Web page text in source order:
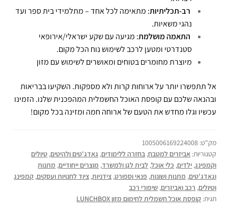
רב-תכליתיות: מתאימה לכל אחד – מתלמידי בית ספר ועד
נהגי משאיות.
התאמה מושלמת: מגיעה עם שקע ישראלי/אירופאי
סטנדרטי ומטען לרכב לשימוש נוח הכל מקום.
מיוצרת מחומרים בטוחים ומאושרים לשימוש עם מזון
אל תתפשרו יותר על ארוחות קרות ולא מספקות. השקיעו בבריאות
ובהנאה שלכם עם קופסת האוכל החשמלית המהפכנית שלנו. הזמינו
עכשיו וגלו מחדש את הטעם של ארוחה חמה ומזינה בכל מקום!
מק"ט: 1005006169224008
קטגוריות: אביזרים למטבח, בחזרה ללימודים, גאדג'טים ולהיטים, טיולים
וקמפינג, ילדים, כלי אוכל, לבית לגן ולמשרד, מוצרים ייחודיים, מתנות
וגאדג'טים, מתנות ושונות, פנאי וספורט, צידניות, ציוד לחנויות ועסקים, קמפינג
וטיולים, רכב ואביזרים, שיפורי רכב
תגית: קופסת אוכל חשמלית לחימום מזון LUNCHBOX